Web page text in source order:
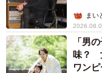
まい
「男
味？
ワン